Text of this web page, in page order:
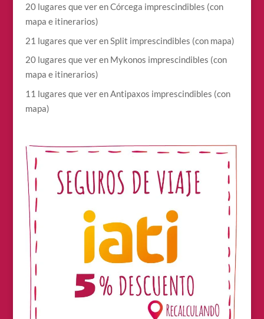
20 lugares que ver en Córcega imprescindibles (con
mapa e itinerarios)
21 lugares que ver en Split imprescindibles (con mapa)
20 lugares que ver en Mykonos imprescindibles (con
mapa e itinerarios)
11 lugares que ver en Antipaxos imprescindibles (con
mapa)